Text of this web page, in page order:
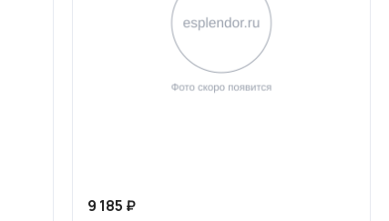
9 185 ₽